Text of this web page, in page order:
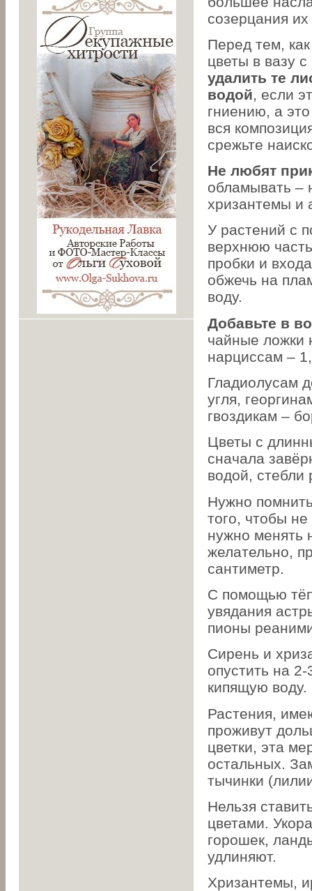
созерцания
Перед тем,
цветы в вазу
удалить те
водой, если
гниению, а
вся
срежьте
Не любят
обламывать –
хризантемы и
У растений с
верхнюю
пробки и
обжечь на
воду.
Добавьте в
чайные ложки
нарциссам –
Гладиолусам
угля,
гвоздикам –
Цветы с
сначала
водой, стебли
Нужно
того, чтобы
нужно менять
желательно,
сантиметр.
С помощью
увядания
пионы
Сирень и
опустить на
кипящую воду.
Растения,
проживут
цветки, эта
остальных.
тычинки
Нельзя
цветами.
горошек,
удлиняют.
Хризантемы,